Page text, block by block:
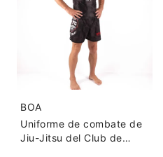
BOA
Uniforme de combate de
Jiu-Jitsu del Club de